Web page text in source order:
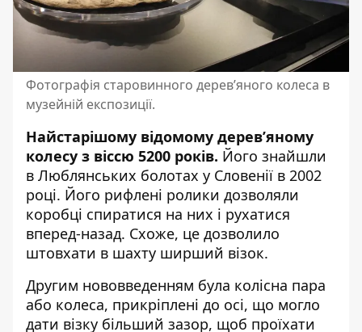
Фотографія старовинного дерев’яного колеса в
музейній експозиції.
Найстарішому відомому дерев’яному
колесу з віссю 5200 років. Його знайшли
в Люблянських болотах у Словенії в 2002
році. Його рифлені ролики дозволяли
коробці спиратися на них і рухатися
вперед-назад. Схоже, це дозволило
штовхати в шахту ширший візок.
Другим нововведенням була колісна пара
або колеса, прикріплені до осі, що могло
дати візку більший зазор, щоб проїхати